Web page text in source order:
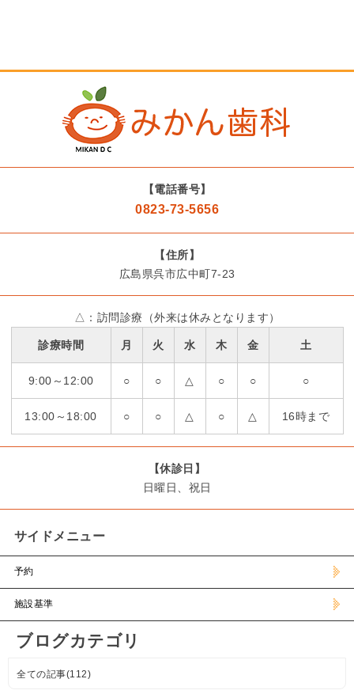
【電話番号】
0823-73-5656
【住所】
広島県呉市広中町7-23
△：訪問診療（外来は休みとなります）
診療時間 月 火 水 木 金 土
9:00～12:00 ○ ○ △ ○ ○ ○
13:00～18:00 ○ ○ △ ○ △ 16時まで
【休診日】
日曜日、祝日
サイドメニュー
予約
施設基準
ブログカテゴリ
全ての記事(112)